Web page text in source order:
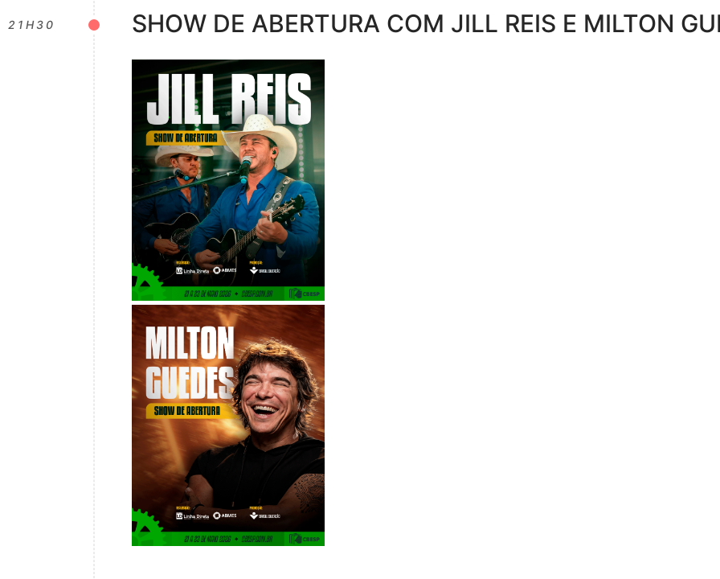
21H30 SHOW DE ABERTURA COM JILL REIS E MILTON